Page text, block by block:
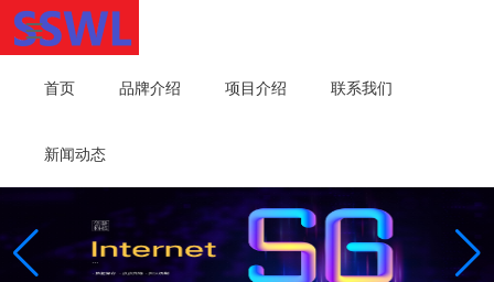
首页 品牌介绍 项目介绍 联系我们
新闻动态